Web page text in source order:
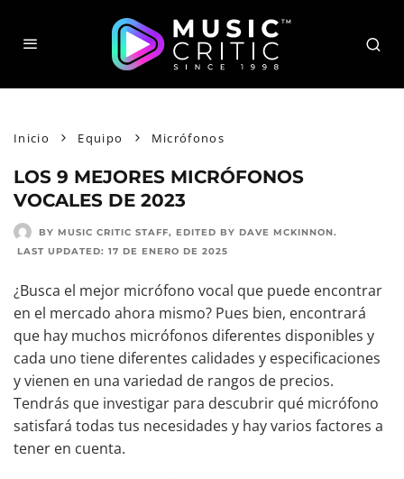
Inicio Equipo Micrófonos
LOS 9 MEJORES MICRÓFONOS
VOCALES DE 2023
BY MUSIC CRITIC STAFF, EDITED BY DAVE MCKINNON.
LAST UPDATED: 17 DE ENERO DE 2025
¿Busca el mejor micrófono vocal que puede encontrar
en el mercado ahora mismo? Pues bien, encontrará
que hay muchos micrófonos diferentes disponibles y
cada uno tiene diferentes calidades y especificaciones
y vienen en una variedad de rangos de precios.
Tendrás que investigar para descubrir qué micrófono
satisfará todas tus necesidades y hay varios factores a
tener en cuenta.